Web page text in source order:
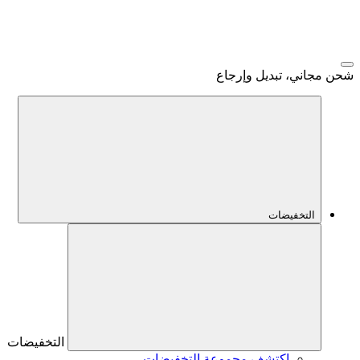
شحن مجاني، تبديل وإرجاع
التخفيضات
التخفيضات